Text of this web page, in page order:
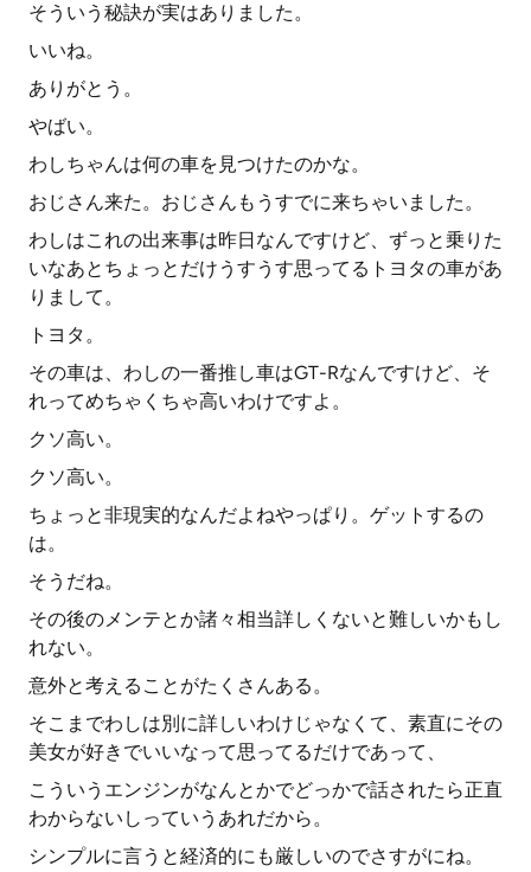
そういう秘訣が実はありました。
いいね。
ありがとう。
やばい。
わしちゃんは何の車を見つけたのかな。
おじさん来た。おじさんもうすでに来ちゃいました。
わしはこれの出来事は昨日なんですけど、ずっと乗りた
いなあとちょっとだけうすうす思ってるトヨタの車があ
りまして。
トヨタ。
その車は、わしの一番推し車はGT-Rなんですけど、そ
れってめちゃくちゃ高いわけですよ。
クソ高い。
クソ高い。
ちょっと非現実的なんだよねやっぱり。ゲットするの
は。
そうだね。
その後のメンテとか諸々相当詳しくないと難しいかもし
れない。
意外と考えることがたくさんある。
そこまでわしは別に詳しいわけじゃなくて、素直にその
美女が好きでいいなって思ってるだけであって、
こういうエンジンがなんとかでどっかで話されたら正直
わからないしっていうあれだから。
シンプルに言うと経済的にも厳しいのでさすがにね。